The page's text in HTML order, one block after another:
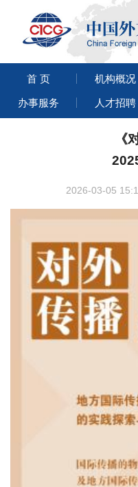
首 页 机构概况
办事服务 人才招聘
《
2026-03-05